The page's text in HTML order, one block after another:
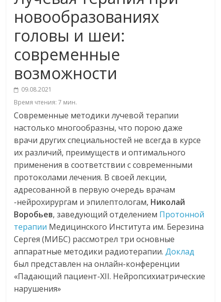
новообразованиях
головы и шеи:
современные
возможности
09.08.2021
Время чтения:7 мин.
Современные методики лучевой терапии
настолько многообразны, что порою даже
врачи других специальностей не всегда в курсе
их различий, преимуществ и оптимального
применения в соответствии с современными
протоколами лечения. В своей лекции,
адресованной в первую очередь врачам
-нейрохирургам и эпилептологам, Николай
Воробьев, заведующий отделением Протонной
терапии Медицинского Института им. Березина
Сергея (МИБС) рассмотрел три основные
аппаратные методики радиотерапии.Доклад
был представлен на онлайн-конференции
«Падающий пациент-XII. Нейропсихиатрические
нарушения»